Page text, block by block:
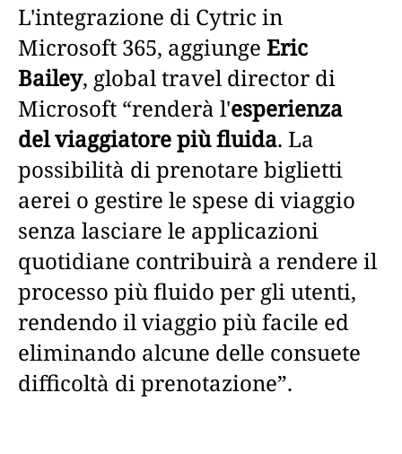
L'integrazione di Cytric in
Microsoft 365, aggiunge Eric
Bailey, global travel director di
Microsoft “renderà l'esperienza
del viaggiatore più fluida. La
possibilità di prenotare biglietti
aerei o gestire le spese di viaggio
senza lasciare le applicazioni
quotidiane contribuirà a rendere il
processo più fluido per gli utenti,
rendendo il viaggio più facile ed
eliminando alcune delle consuete
difficoltà di prenotazione”.